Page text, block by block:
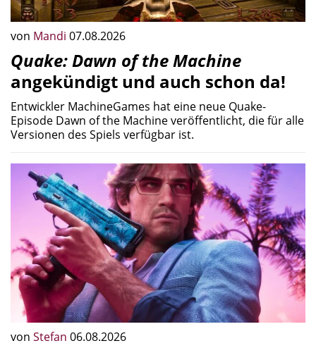
von Mandi 07.08.2026
Quake: Dawn of the Machine
angekündigt und auch schon da!
Entwickler MachineGames hat eine neue Quake-
Episode Dawn of the Machine veröffentlicht, die für alle
Versionen des Spiels verfügbar ist.
von Stefan 06.08.2026